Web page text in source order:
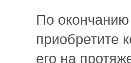
По
приобретите
его на